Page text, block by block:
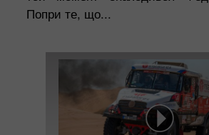
Попри те, що...